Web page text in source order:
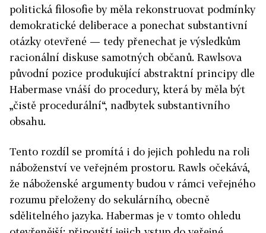
politická filosofie by měla rekonstruovat podmínky
demokratické deliberace a ponechat substantivní
otázky otevřené — tedy přenechat je výsledkům
racionální diskuse samotných občanů. Rawlsova
původní pozice produkující abstraktní principy dle
Habermase vnáší do procedury, která by měla být
„čistě procedurální“, nadbytek substantivního
obsahu.
Tento rozdíl se promítá i do jejich pohledu na roli
náboženství ve veřejném prostoru. Rawls očekává,
že náboženské argumenty budou v rámci veřejného
rozumu přeloženy do sekulárního, obecně
sdělitelného jazyka. Habermas je v tomto ohledu